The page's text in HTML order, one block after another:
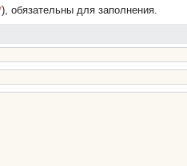
), обязательны для заполнения.